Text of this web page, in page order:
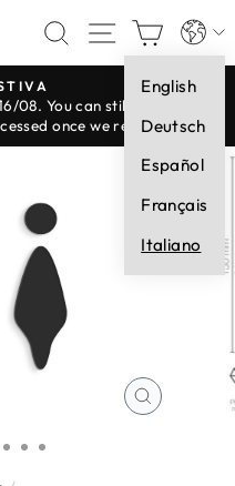
Lingua
English
Deutsch
Español
Français
Italiano
CERCA
Metti
08. You can still place your
once we reopen.
CHIUDI